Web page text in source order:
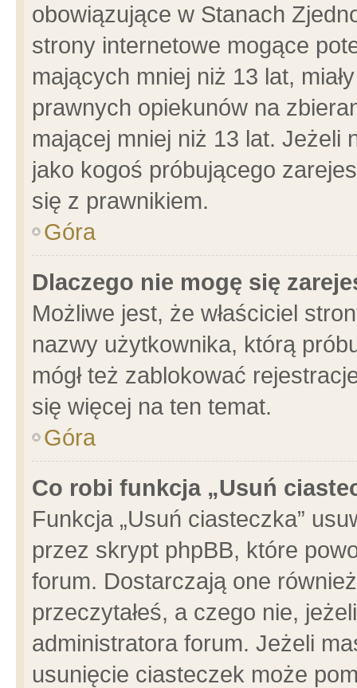
obowiązujące w Stanach
strony internetowe mogące
mających mniej niż 13 lat,
prawnych opiekunów na
mającej mniej niż 13 lat. Jeżeli
jako kogoś próbującego
się z prawnikiem.
Góra
Dlaczego nie mogę się
Możliwe jest, że właściciel
nazwy użytkownika, którą
mógł też zablokować
się więcej na ten temat.
Góra
Co robi funkcja „Usuń
Funkcja „Usuń ciasteczka”
przez skrypt phpBB, które
forum. Dostarczają one
przeczytałeś, a czego nie,
administratora forum. Jeżeli
usunięcie ciasteczek może